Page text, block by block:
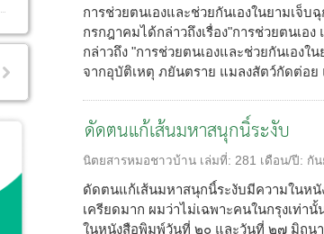
การช่วยตนเองและช่วยกันเองในยามเจ็บ
กรกฎาคมได้กล่าวถึงเรื่อง"การช่วยตนเอ
กล่าวถึง "การช่วยตนเองและช่วยกันเองใ
จากอุบัติเหตุ ภยันตราย แมลงสัตว์กัดต่อย
ดัดตนแก้เส้นมหาสนุกนิ์ระงับ
นิตยสารหมอชาวบ้าน เล่มที่: 281 เดือน/ปี: กั
ดัดตนแก้เส้นมหาสนุกนิ์ระงับมีความในห
เครียดมาก ผมว่าไม่เฉพาะคนในกรุงเท่
ในหนังสือพิมพ์วันที่ ๒๐ และวันที่ ๒๗ มิถุน